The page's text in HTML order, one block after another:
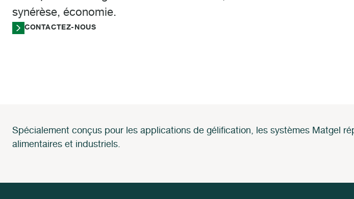
synérèse, économie.
CONTACTEZ-NOUS
Spécialement conçus pour les applications de gélification, les systèmes Matgel
alimentaires et industriels.